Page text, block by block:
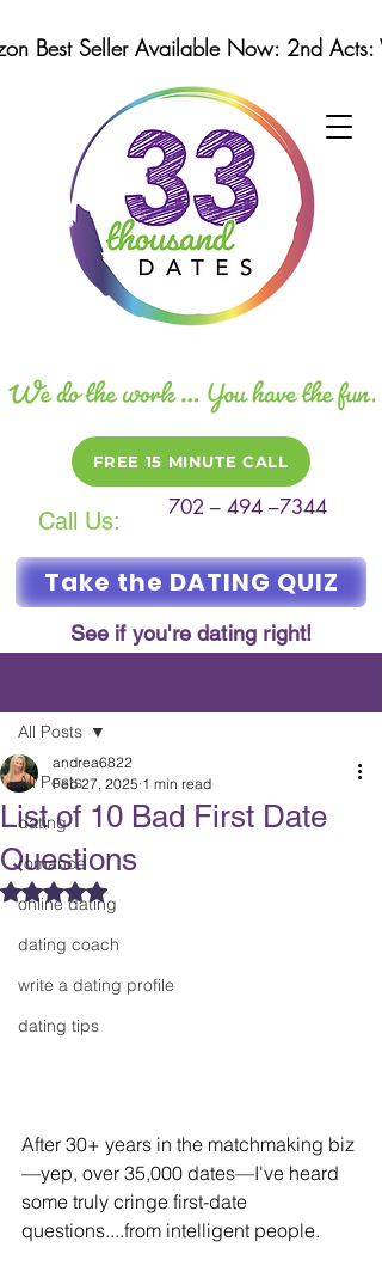
Call Us: 702 – 494 –7344
FREE 15 MINUTE CALL
Take the DATING QUIZ
See if you're dating right!
Best Seller Available Now: 2nd
All Posts
dating
romance
online dating
dating coach
write a dating profile
dating tips
All Posts
List of 10 Bad First Date
Questions
andrea6822
Feb 27, 2025 1 min read
Rated NaN out of 5 stars.
After 30+ years in the matchmaking biz
—yep, over 35,000 dates—I've heard
some truly cringe first-date
questions....from intelligent people.